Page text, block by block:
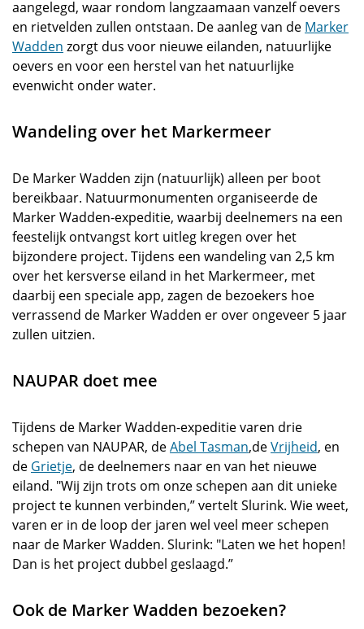
aangelegd, waar rondom langzaamaan vanzelf oevers
en rietvelden zullen ontstaan. De aanleg van de Marker
Wadden zorgt dus voor nieuwe eilanden, natuurlijke
oevers en voor een herstel van het natuurlijke
evenwicht onder water.
Wandeling over het Markermeer
De Marker Wadden zijn (natuurlijk) alleen per boot
bereikbaar. Natuurmonumenten organiseerde de
Marker Wadden-expeditie, waarbij deelnemers na een
feestelijk ontvangst kort uitleg kregen over het
bijzondere project. Tijdens een wandeling van 2,5 km
over het kersverse eiland in het Markermeer, met
daarbij een speciale app, zagen de bezoekers hoe
verrassend de Marker Wadden er over ongeveer 5 jaar
zullen uitzien.
NAUPAR doet mee
Tijdens de Marker Wadden-expeditie varen drie
schepen van NAUPAR, deAbel Tasman,deVrijheid, en
de Grietje, de deelnemers naar en van het nieuwe
eiland. "Wij zijn trots om onze schepen aan dit unieke
project te kunnen verbinden,” vertelt Slurink. Wie weet,
varen er in de loop der jaren wel veel meer schepen
naar de Marker Wadden. Slurink: "Laten we het hopen!
Dan is het project dubbel geslaagd.”
Ook de Marker Wadden bezoeken?